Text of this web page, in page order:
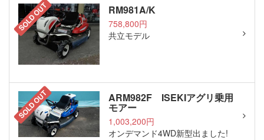
SOLD OUT RM981A/K
758,800円
共立モデル
SOLD OUT ARM982F ISEKIアグリ乗用
モアー
1,003,200円
オンデマンド4WD新型出ました!